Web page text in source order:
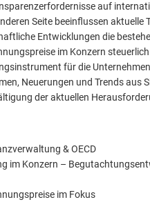
auf
Seite beeinflussen
Entwicklungen die
im Konzern
für die
Neuerungen und Trends aus
der aktuellen
& OECD
im Konzern –
im Fokus